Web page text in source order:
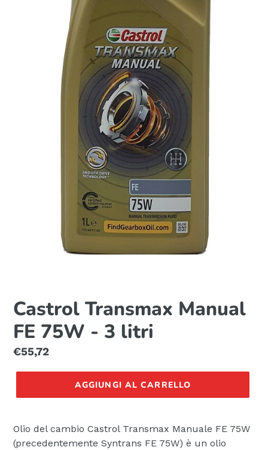
Castrol Transmax Manual
FE 75W - 3 litri
Prezzo
di
€55,72
AGGIUNGI AL CARRELLO
Olio del cambio Castrol Transmax Manuale FE 75W
(precedentemente Syntrans FE 75W) è un olio